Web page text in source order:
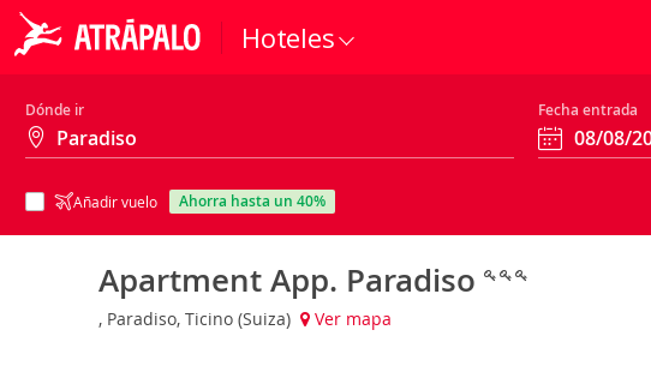
Hoteles
Dónde ir Fecha entrada
Añadir vuelo ahorra hasta un 40%
Apartment App. Paradiso
, Paradiso, Ticino (Suiza) Ver mapa